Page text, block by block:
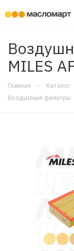
MILES
Главная — Каталог
Воздушные фильтры